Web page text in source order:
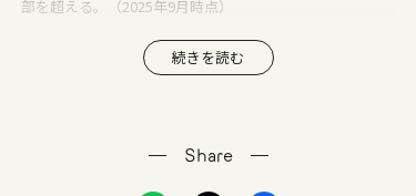
部を超える。（2025年9月時点）
続きを読む
Share